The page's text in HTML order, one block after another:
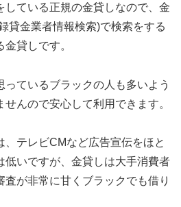
している正規の金貸しなので、金
貸金業者情報検索)で検索をする
貸しです。
ているブラックの人も多いよう
んので安心して利用できます。
テレビCMなど広告宣伝をほと
低いですが、金貸しは大手消費者
が非常に甘くブラックでも借り